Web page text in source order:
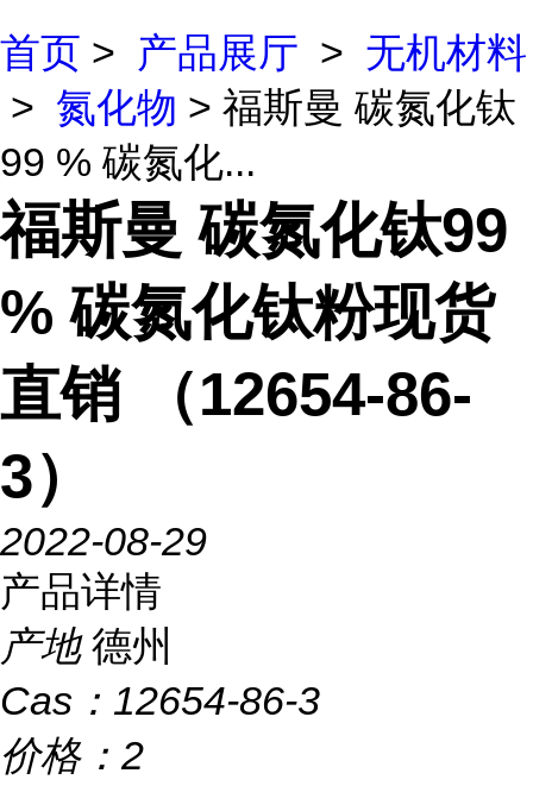
首页 > 产品展厅 > 无机材料
> 氮化物 > 福斯曼 碳氮化钛
99 % 碳氮化...
福斯曼 碳氮化钛99
% 碳氮化钛粉现货
直销 （12654-86-
3）
2022-08-29
产品详情
产地 德州
Cas： 12654-86-3
价格： 2